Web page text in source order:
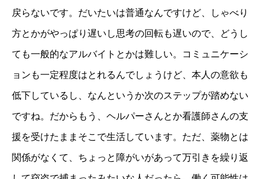
戻らないです。だいたいは普通なんですけど、しゃべり
方とかがやっぱり遅いし思考の回転も遅いので、どうし
ても一般的なアルバイトとかは難しい。コミュニケーシ
ョンも一定程度はとれるんでしょうけど、本人の意欲も
低下しているし、なんというか次のステップが踏めない
ですね。だからもう、ヘルパーさんとか看護師さんの支
援を受けたままそこで生活しています。ただ、薬物とは
関係がなくて、ちょっと障がいがあって万引きを繰り返